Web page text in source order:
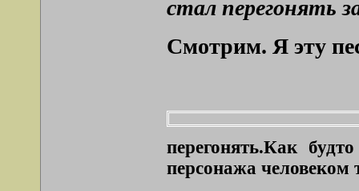
стал перегонять
Смотрим. Я эту
перегонять.Как
персонажа человеком